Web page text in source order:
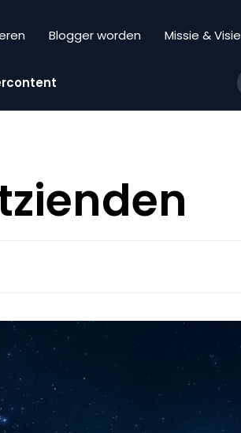
Blogger worden Missie & Visie